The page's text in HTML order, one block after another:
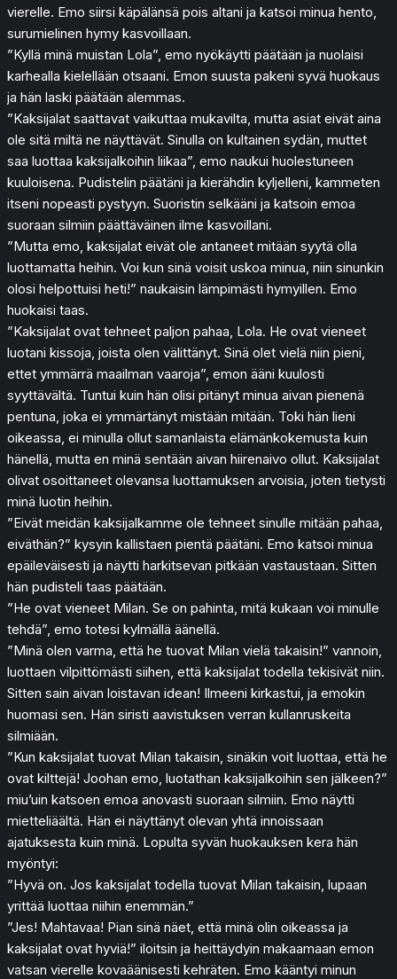
vierelle. Emo siirsi käpälänsä pois altani ja katsoi minua hento,
surumielinen hymy kasvoillaan.
”Kyllä minä muistan Lola”, emo nyökäytti päätään ja nuolaisi
karhealla kielellään otsaani. Emon suusta pakeni syvä huokaus
ja hän laski päätään alemmas.
”Kaksijalat saattavat vaikuttaa mukavilta, mutta asiat eivät aina
ole sitä miltä ne näyttävät. Sinulla on kultainen sydän, muttet
saa luottaa kaksijalkoihin liikaa”, emo naukui huolestuneen
kuuloisena. Pudistelin päätäni ja kierähdin kyljelleni, kammeten
itseni nopeasti pystyyn. Suoristin selkääni ja katsoin emoa
suoraan silmiin päättäväinen ilme kasvoillani.
”Mutta emo, kaksijalat eivät ole antaneet mitään syytä olla
luottamatta heihin. Voi kun sinä voisit uskoa minua, niin sinunkin
olosi helpottuisi heti!” naukaisin lämpimästi hymyillen. Emo
huokaisi taas.
”Kaksijalat ovat tehneet paljon pahaa, Lola. He ovat vieneet
luotani kissoja, joista olen välittänyt. Sinä olet vielä niin pieni,
ettet ymmärrä maailman vaaroja”, emon ääni kuulosti
syyttävältä. Tuntui kuin hän olisi pitänyt minua aivan pienenä
pentuna, joka ei ymmärtänyt mistään mitään. Toki hän lieni
oikeassa, ei minulla ollut samanlaista elämänkokemusta kuin
hänellä, mutta en minä sentään aivan hiirenaivo ollut. Kaksijalat
olivat osoittaneet olevansa luottamuksen arvoisia, joten tietysti
minä luotin heihin.
”Eivät meidän kaksijalkamme ole tehneet sinulle mitään pahaa,
eiväthän?” kysyin kallistaen pientä päätäni. Emo katsoi minua
epäileväisesti ja näytti harkitsevan pitkään vastaustaan. Sitten
hän pudisteli taas päätään.
”He ovat vieneet Milan. Se on pahinta, mitä kukaan voi minulle
tehdä”, emo totesi kylmällä äänellä.
”Minä olen varma, että he tuovat Milan vielä takaisin!” vannoin,
luottaen vilpittömästi siihen, että kaksijalat todella tekisivät niin.
Sitten sain aivan loistavan idean! Ilmeeni kirkastui, ja emokin
huomasi sen. Hän siristi aavistuksen verran kullanruskeita
silmiään.
”Kun kaksijalat tuovat Milan takaisin, sinäkin voit luottaa, että he
ovat kilttejä! Joohan emo, luotathan kaksijalkoihin sen jälkeen?”
miu’uin katsoen emoa anovasti suoraan silmiin. Emo näytti
mietteliäältä. Hän ei näyttänyt olevan yhtä innoissaan
ajatuksesta kuin minä. Lopulta syvän huokauksen kera hän
myöntyi:
”Hyvä on. Jos kaksijalat todella tuovat Milan takaisin, lupaan
yrittää luottaa niihin enemmän.”
”Jes! Mahtavaa! Pian sinä näet, että minä olin oikeassa ja
kaksijalat ovat hyviä!” iloitsin ja heittäydyin makaamaan emon
vatsan vierelle kovaäänisesti kehräten. Emo kääntyi minun